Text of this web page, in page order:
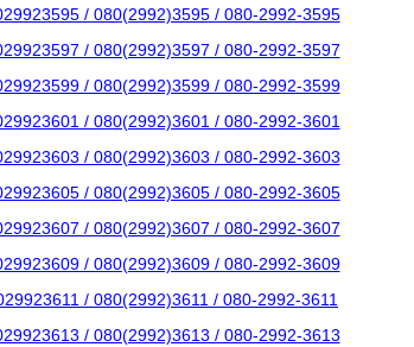
/ 080(2992)3595 / 080-2992-3595
/ 080(2992)3597 / 080-2992-3597
/ 080(2992)3599 / 080-2992-3599
/ 080(2992)3601 / 080-2992-3601
/ 080(2992)3603 / 080-2992-3603
/ 080(2992)3605 / 080-2992-3605
/ 080(2992)3607 / 080-2992-3607
/ 080(2992)3609 / 080-2992-3609
/ 080(2992)3611 / 080-2992-3611
/ 080(2992)3613 / 080-2992-3613